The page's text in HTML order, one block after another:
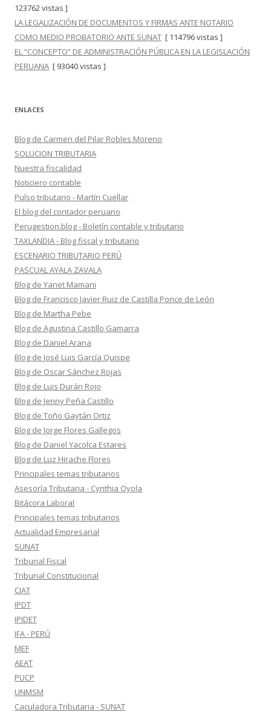
123762 vistas ]
LA LEGALIZACIÓN DE DOCUMENTOS Y FIRMAS ANTE NOTARIO
COMO MEDIO PROBATORIO ANTE SUNAT [ 114796 vistas ]
EL “CONCEPTO” DE ADMINISTRACIÓN PÚBLICA EN LA LEGISLACIÓN
PERUANA [ 93040 vistas ]
ENLACES
Blog de Carmen del Pilar Robles Moreno
SOLUCION TRIBUTARIA
Nuestra fiscalidad
Noticiero contable
Pulso tributario - Martín Cuellar
El blog del contador peruano
Perugestion.blog - Boletín contable y tributario
TAXLANDIA - Blog fiscal y tributario
ESCENARIO TRIBUTARIO PERÚ
PASCUAL AYALA ZAVALA
Blog de Yanet Mamani
Blog de Francisco Javier Ruiz de Castilla Ponce de León
Blog de Martha Pebe
Blog de Agustina Castillo Gamarra
Blog de Daniel Arana
Blog de José Luis García Quispe
Blog de Oscar Sánchez Rojas
Blog de Luis Durán Rojo
Blog de Jenny Peña Castillo
Blog de Toño Gaytán Ortiz
Blog de Jorge Flores Gallegos
Blog de Daniel Yacolca Estares
Blog de Luz Hirache Flores
Principales temas tributarios
Asesoría Tributaria - Cynthia Oyola
Bitácora Laboral
Principales temas tributarios
Actualidad Empresarial
SUNAT
Tribunal Fiscal
Tribunal Constitucional
CIAT
IPDT
IPIDET
IFA - PERÚ
MEF
AEAT
PUCP
UNMSM
Caculadora Tributaria - SUNAT